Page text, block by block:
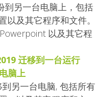
到另一台电脑上，包括
以及其它程序和文件。
以及其它程
迁移到一台运行
脑上
另一台电脑, 包括所有